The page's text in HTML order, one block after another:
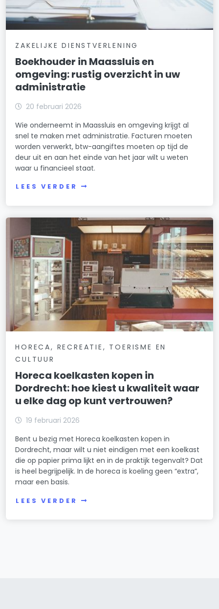
ZAKELIJKE DIENSTVERLENING
Boekhouder in Maassluis en
omgeving: rustig overzicht in uw
administratie
20 februari 2026
Wie onderneemt in Maassluis en omgeving krijgt al
snel te maken met administratie. Facturen moeten
worden verwerkt, btw-aangiftes moeten op tijd de
deur uit en aan het einde van het jaar wilt u weten
waar u financieel staat.
LEES VERDER
HORECA, RECREATIE, TOERISME EN
CULTUUR
Horeca koelkasten kopen in
Dordrecht: hoe kiest u kwaliteit waar
u elke dag op kunt vertrouwen?
19 februari 2026
Bent u bezig met Horeca koelkasten kopen in
Dordrecht, maar wilt u niet eindigen met een koelkast
die op papier prima lijkt en in de praktijk tegenvalt? Dat
is heel begrijpelijk. In de horeca is koeling geen “extra”,
maar een basis.
LEES VERDER